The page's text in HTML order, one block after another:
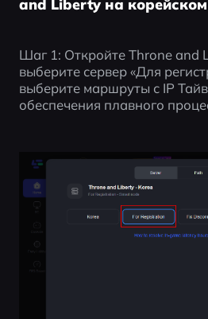
and Liberty на
Шаг 1: Откройте Throne and
выберите сервер «Для
выберите маршруты с IP
обеспечения плавного